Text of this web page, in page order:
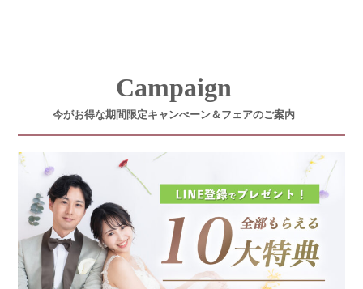
Campaign
今がお得な期間限定キャンぺーン＆フェアのご案内